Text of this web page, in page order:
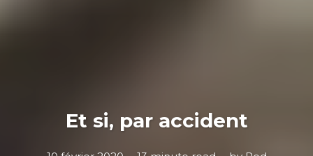
Et si, par accident